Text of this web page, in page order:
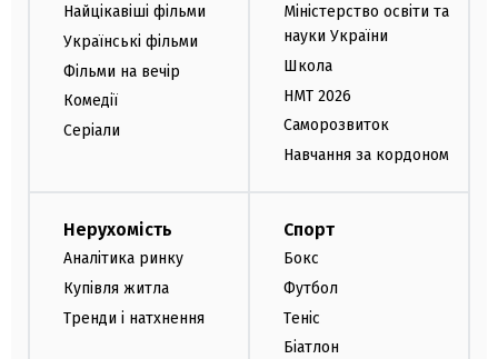
Найцікавіші фільми
Українські фільми
Фільми на вечір
Комедії
Серіали
Міністерство освіти та
науки України
Школа
НМТ 2026
Саморозвиток
Навчання за кордоном
Нерухомість
Аналітика ринку
Купівля житла
Тренди і натхнення
Спорт
Бокс
Футбол
Теніс
Біатлон